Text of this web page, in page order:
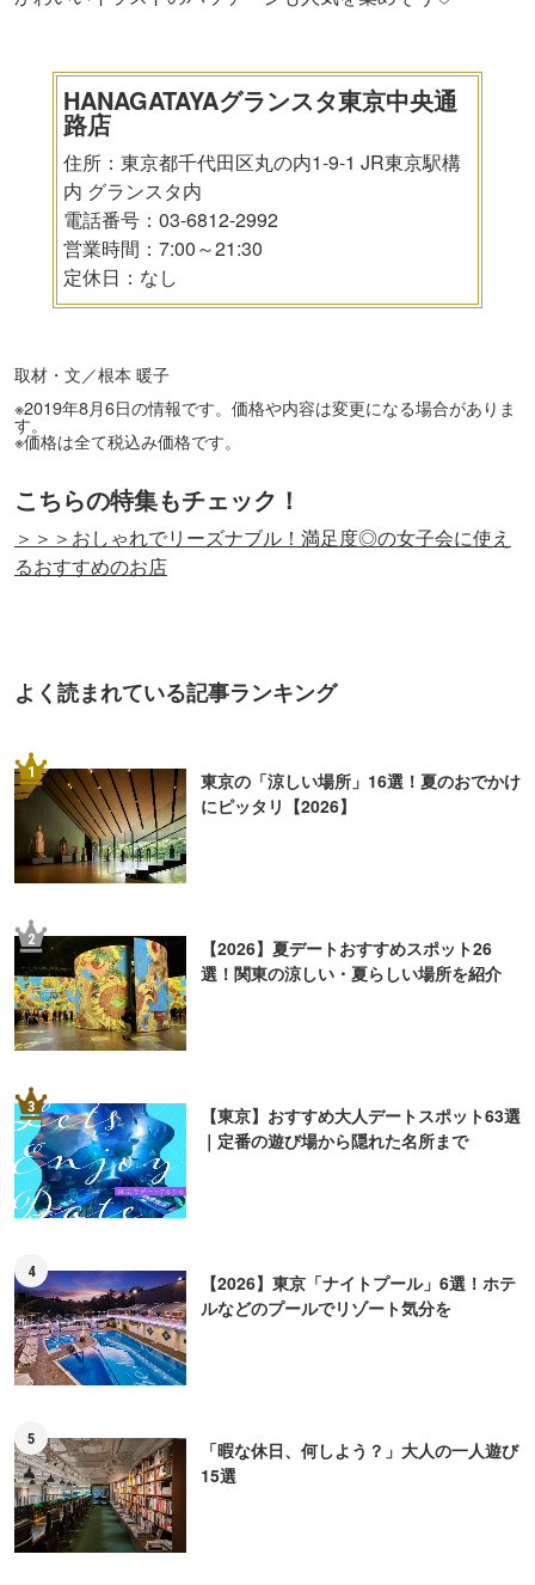
HANAGATAYAグランスタ東京中央通
路店
住所：東京都千代田区丸の内1-9-1 JR東京駅構
内 グランスタ内
電話番号：03-6812-2992
営業時間：7:00～21:30
定休日：なし
取材・文／根本 暖子
※2019年8月6日の情報です。価格や内容は変更になる場合がありま
す。
※価格は全て税込み価格です。
こちらの特集もチェック！
＞＞＞おしゃれでリーズナブル！満足度◎の女子会に使え
るおすすめのお店
よく読まれている記事ランキング
1
東京の「涼しい場所」16選！夏のおでかけ
にピッタリ【2026】
2
【2026】夏デートおすすめスポット26
選！関東の涼しい・夏らしい場所を紹介
3
【東京】おすすめ大人デートスポット63選
｜定番の遊び場から隠れた名所まで
4
【2026】東京「ナイトプール」6選！ホテ
ルなどのプールでリゾート気分を
5
「暇な休日、何しよう？」大人の一人遊び
15選